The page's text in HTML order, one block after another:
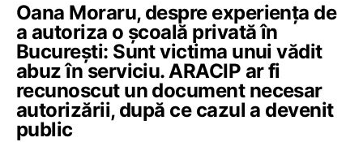
Oana Moraru, despre experiența de
a autoriza o școală privată în
București: Sunt victima unui vădit
abuz în serviciu. ARACIP ar fi
recunoscut un document necesar
autorizării, după ce cazul a devenit
public